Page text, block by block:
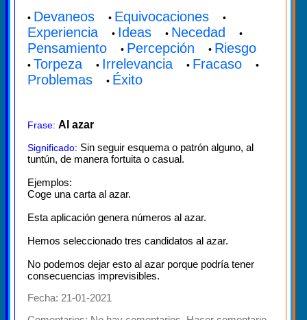
• Devaneos • Equivocaciones •
Experiencia • Ideas • Necedad •
Pensamiento • Percepción • Riesgo
• Torpeza • Irrelevancia • Fracaso •
Problemas • Éxito
Frase: Al azar
Significado: Sin seguir esquema o patrón alguno, al
tuntún, de manera fortuita o casual.
Ejemplos:
Coge una carta al azar.
Esta aplicación genera números al azar.
Hemos seleccionado tres candidatos al azar.
No podemos dejar esto al azar porque podría tener
consecuencias imprevisibles.
Fecha: 21-01-2021